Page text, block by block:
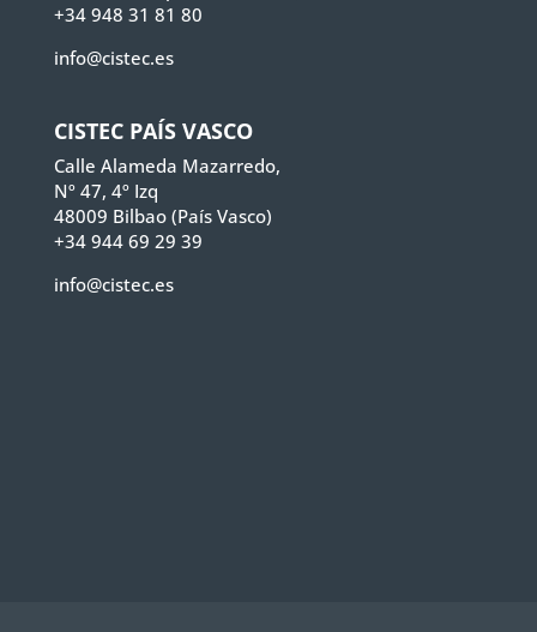
+34 948 31 81 80
info@cistec.es
CISTEC PAÍS VASCO
Calle Alameda Mazarredo,
Nº 47, 4º Izq
48009 Bilbao (País Vasco)
+34 944 69 29 39
info@cistec.es